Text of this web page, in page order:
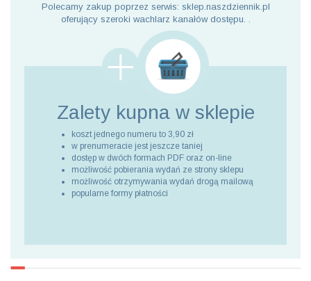
Polecamy zakup poprzez serwis: sklep.naszdziennik.pl
oferujący szeroki wachlarz kanałów dostępu. .
Zalety kupna w sklepie
koszt jednego numeru to 3,90 zł
w prenumeracie jest jeszcze taniej
dostęp w dwóch formach PDF oraz on-line
możliwość pobierania wydań ze strony sklepu
możliwość otrzymywania wydań drogą mailową
popularne formy płatności